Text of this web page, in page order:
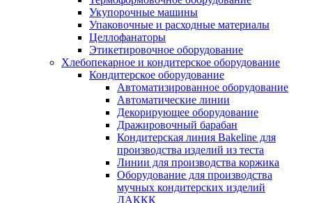
Укупорочные машины
Упаковочные и расходные материалы
Целлофанаторы
Этикетировочное оборудование
Хлебопекарное и кондитерское оборудование
Кондитерское оборудование
Автоматизированное оборудование
Автоматические линии
Декорирующее оборудование
Дражировочный барабан
Кондитерская линия Bakeline для
производства изделий из теста
Линии для производства коржика
Оборудование для производства
мучных кондитерских изделий
ЛАККК